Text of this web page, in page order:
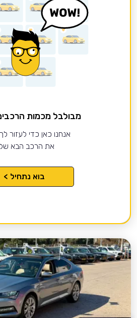
מבולבל מכמות
אנחנו כאן כדי לעזור
את הרכב הבא
בוא נתחיל >